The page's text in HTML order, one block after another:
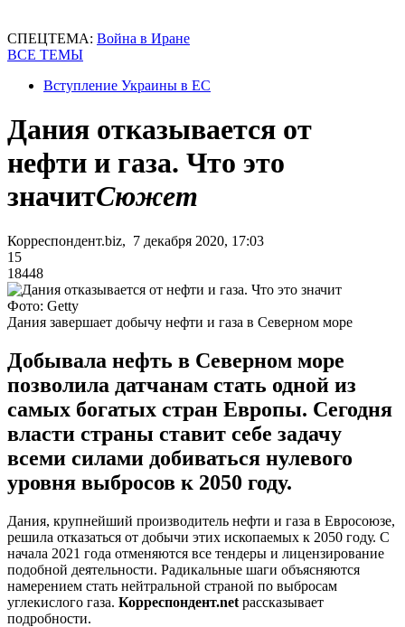
СПЕЦТЕМА: Война в Иране
ВСЕ ТЕМЫ
Вступление Украины в ЕС
Дания отказывается от
нефти и газа. Что это
значитСюжет
Корреспондент.biz, 7 декабря 2020, 17:03
15
18448
Фото: Getty
Дания завершает добычу нефти и газа в Северном море
Добывала нефть в Северном море
позволила датчанам стать одной из
самых богатых стран Европы. Сегодня
власти страны ставит себе задачу
всеми силами добиваться нулевого
уровня выбросов к 2050 году.
Дания, крупнейший производитель нефти и газа в Евросоюзе,
решила отказаться от добычи этих ископаемых к 2050 году. С
начала 2021 года отменяются все тендеры и лицензирование
подобной деятельности. Радикальные шаги объясняются
намерением стать нейтральной страной по выбросам
углекислого газа. Корреспондент.net рассказывает
подробности.